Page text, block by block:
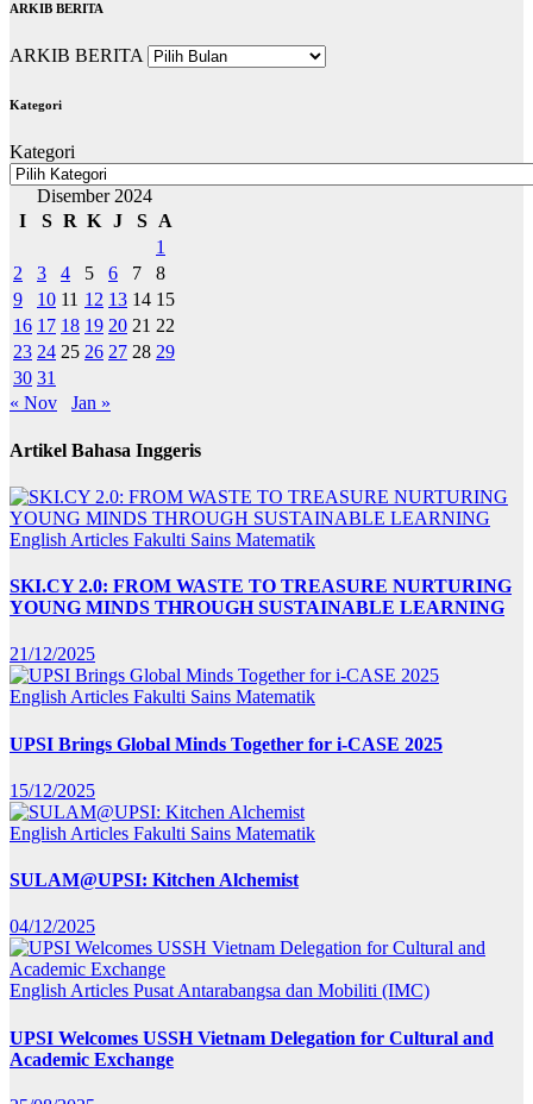
ARKIB BERITA
ARKIB BERITA
Kategori
Kategori
Disember 2024
I
S R K J S
A
1
2
3 4 5 6 7
8
9
10 11 12 13 14 15
16 17 18 19 20 21 22
23 24 25 26 27 28 29
30 31
« Nov
Jan »
Artikel Bahasa Inggeris
English Articles Fakulti Sains Matematik
SKI.CY 2.0: FROM WASTE TO TREASURE NURTURING
YOUNG MINDS THROUGH SUSTAINABLE LEARNING
21/12/2025
English Articles Fakulti Sains Matematik
UPSI Brings Global Minds Together for i-CASE 2025
15/12/2025
English Articles Fakulti Sains Matematik
SULAM@UPSI: Kitchen Alchemist
04/12/2025
English Articles Pusat Antarabangsa dan Mobiliti (IMC)
UPSI Welcomes USSH Vietnam Delegation for Cultural and
Academic Exchange